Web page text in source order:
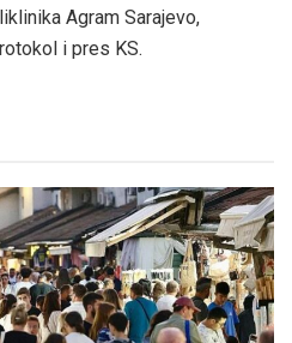
Agram Sarajevo,
i pres KS.